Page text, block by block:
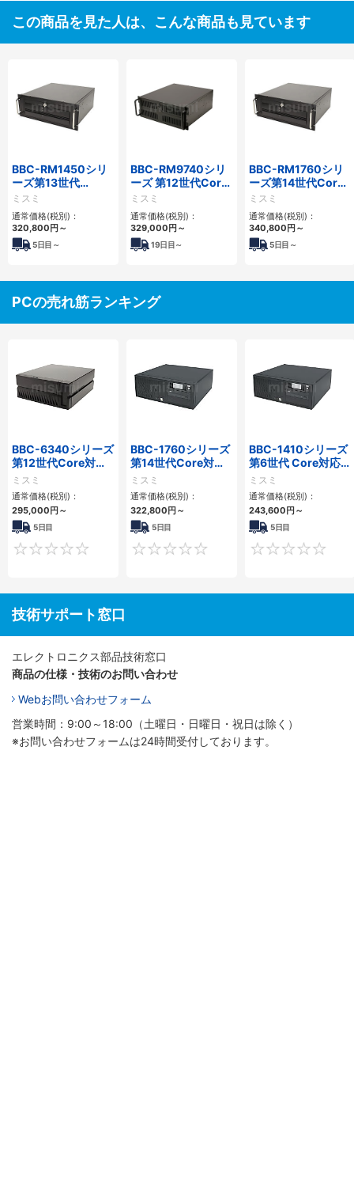
この商品を見た人は、こんな商品も見ています
BBC-RM1450シリ
ーズ第13世代
Core・12世代
Celeron対応ラック
マウント4PCIe
ミスミ
通常価格(税別)：
320,800円～
5日目～
BBC-RM9740シリ
ーズ 第12世代Core
対応ラックマウント
FAPC4PCI・3PCIe
ミスミ
通常価格(税別)：
329,000円～
19日目～
BBC-RM1760シリ
ーズ第14世代Core
対応ラックマウント
3PCIe
ミスミ
通常価格(税別)：
340,800円～
5日目～
PCの売れ筋ランキング
BBC-6340シリーズ
第12世代Core対応
小型フロアマウント
PC2PCI/2PCIe
ミスミ
通常価格(税別)：
295,000円～
5日目
0
BBC-1760シリーズ
第14世代Core対応
小型フロアマウント
3PCIe
ミスミ
通常価格(税別)：
322,800円～
5日目
0
BBC-1410シリーズ
第6世代 Core対応フ
ロアマウントFAPC
3PCI・3PCIe
ミスミ
通常価格(税別)：
243,600円～
5日目
技術サポート窓口
エレクトロニクス部品技術窓口
商品の仕様・技術のお問い合わせ
Webお問い合わせフォーム
営業時間：9:00～18:00（土曜日・日曜日・祝日は除く）
※お問い合わせフォームは24時間受付しております。